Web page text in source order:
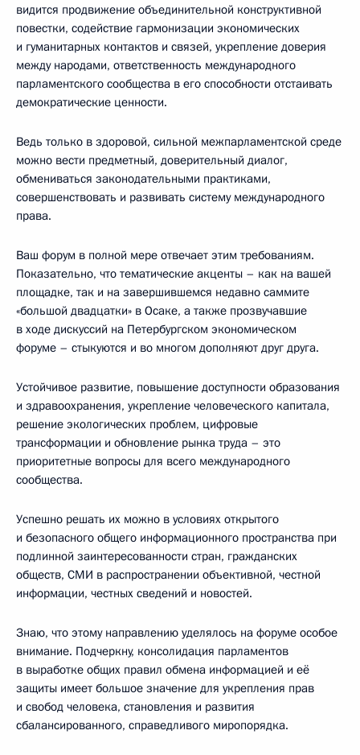
видится продвижение объединительной конструктивной
повестки, содействие гармонизации экономических
и гуманитарных контактов и связей, укрепление доверия
между народами, ответственность международного
парламентского сообщества в его способности отстаивать
демократические ценности.
Ведь только в здоровой, сильной межпарламентской среде
можно вести предметный, доверительный диалог,
обмениваться законодательными практиками,
совершенствовать и развивать систему международного
права.
Ваш форум в полной мере отвечает этим требованиям.
Показательно, что тематические акценты – как на вашей
площадке, так и на завершившемся недавно саммите
«большой двадцатки» в Осаке, а также прозвучавшие
в ходе дискуссий на Петербургском экономическом
форуме – стыкуются и во многом дополняют друг друга.
Устойчивое развитие, повышение доступности образования
и здравоохранения, укрепление человеческого капитала,
решение экологических проблем, цифровые
трансформации и обновление рынка труда – это
приоритетные вопросы для всего международного
сообщества.
Успешно решать их можно в условиях открытого
и безопасного общего информационного пространства при
подлинной заинтересованности стран, гражданских
обществ, СМИ в распространении объективной, честной
информации, честных сведений и новостей.
Знаю, что этому направлению уделялось на форуме особое
внимание. Подчеркну, консолидация парламентов
в выработке общих правил обмена информацией и её
защиты имеет большое значение для укрепления прав
и свобод человека, становления и развития
сбалансированного, справедливого миропорядка.